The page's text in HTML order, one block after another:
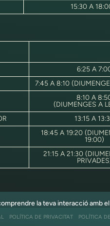
15:30 A
6:25 A
7:45 A 8:10
8:10 A
(DIUMENGES A
13:15 A
18:45 A 19:20
19:00)
21:15 A 21:30
POLÍTICA DE PRIVACITAT POLÍTICA
la teva interacció amb